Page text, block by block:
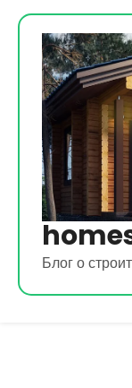
Перейти
содержимому
Блог о